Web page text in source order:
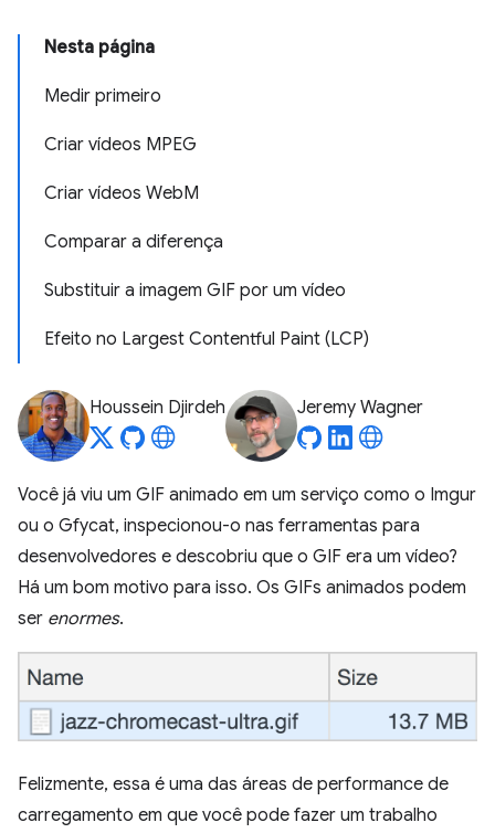
Nesta página
Medir primeiro
Criar vídeos MPEG
Criar vídeos WebM
Comparar a diferença
Substituir a imagem GIF por um vídeo
Efeito no Largest Contentful Paint (LCP)
Houssein Djirdeh Jeremy Wagner
Você já viu um GIF animado em um serviço como o Imgur
ou o Gfycat, inspecionou-o nas ferramentas para
desenvolvedores e descobriu que o GIF era um vídeo?
Há um bom motivo para isso. Os GIFs animados podem
ser enormes.
Felizmente, essa é uma das áreas de performance de
carregamento em que você pode fazer um trabalho